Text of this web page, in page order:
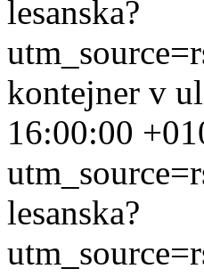
lesanska?
kontejner v
16:00:00
lesanska?